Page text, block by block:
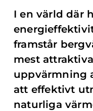
I en värld där
framstår
mest
uppvärmning
att effektivt
naturliga